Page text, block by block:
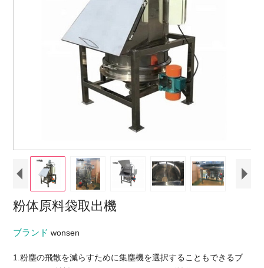
粉体原料袋取出機
ブランドwonsen
1.粉塵の飛散を減らすために集塵機を選択することもできるブ